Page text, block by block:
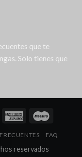
que te
Solo tienes que
FAQ
reservados